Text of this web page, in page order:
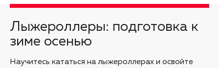
Лыжероллеры: подготовка к
зиме осенью
Научитесь кататься на лыжероллерах и освойте